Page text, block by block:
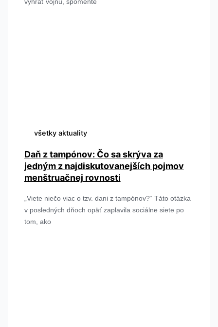
všetky aktuality
Daň z tampónov: Čo sa skrýva za
jedným z najdiskutovanejších pojmov
menštruačnej rovnosti
„Viete niečo viac o tzv. dani z tampónov?“ Táto otázka
v posledných dňoch opäť zaplavila sociálne siete po
tom, ako